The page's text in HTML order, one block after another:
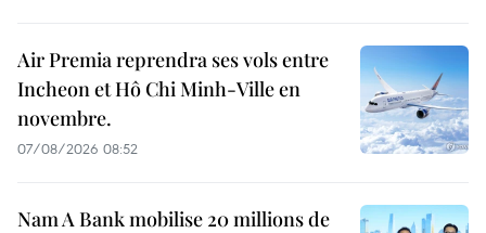
Air Premia reprendra ses vols entre
Incheon et Hô Chi Minh-Ville en
novembre.
07/08/2026 08:52
Nam A Bank mobilise 20 millions de